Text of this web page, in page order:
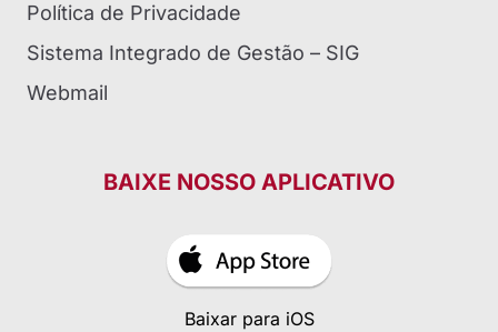
Política de Privacidade
Sistema Integrado de Gestão – SIG
Webmail
BAIXE NOSSO APLICATIVO
Baixar para iOS